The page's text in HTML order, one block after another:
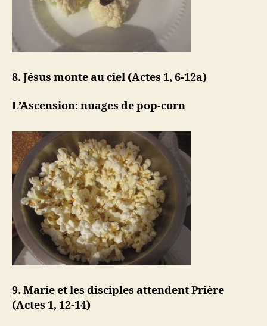
8. Jésus monte au ciel (Actes 1, 6-12a)
L’Ascension: nuages ​​de pop-corn
9. Marie et les disciples attendent Prière
(Actes 1, 12-14)